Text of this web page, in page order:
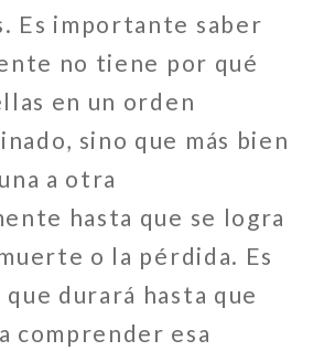
Es importante saber
no tiene por qué
en un orden
sino que más bien
a otra
hasta que se logra
o la pérdida. Es
durará hasta que
comprender esa